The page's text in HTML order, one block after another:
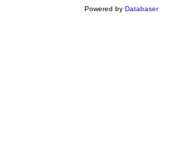
Powered by Databaser